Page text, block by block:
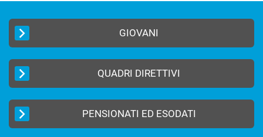
GIOVANI
QUADRI DIRETTIVI
PENSIONATI ED ESODATI